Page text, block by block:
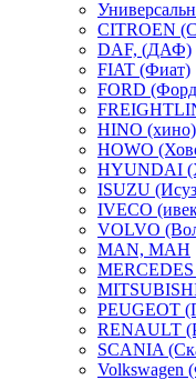
CITROEN
DAF, (ДАФ)
FIAT (Фиат)
FORD
HINO (хино)
HOWO
HYUNDAI
ISUZU
IVECO
VOLVO
MAN, МАН
MERCEDES
PEUGEOT
RENAULT
SCANIA
Volkswagen